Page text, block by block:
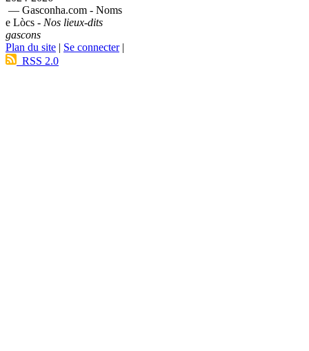
— Gasconha.com - Noms
e Lòcs - Nos lieux-dits
gascons
Plan du site | Se connecter|
RSS 2.0